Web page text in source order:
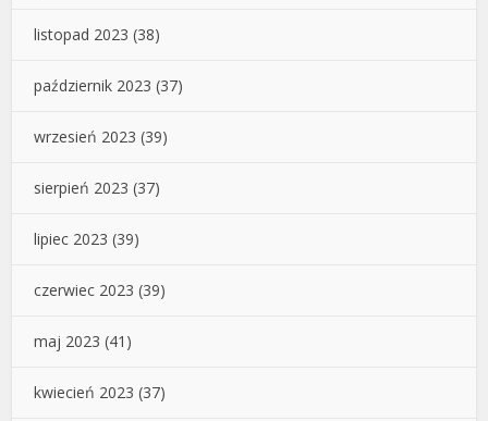
listopad 2023 (38)
październik 2023 (37)
wrzesień 2023 (39)
sierpień 2023 (37)
lipiec 2023 (39)
czerwiec 2023 (39)
maj 2023 (41)
kwiecień 2023 (37)